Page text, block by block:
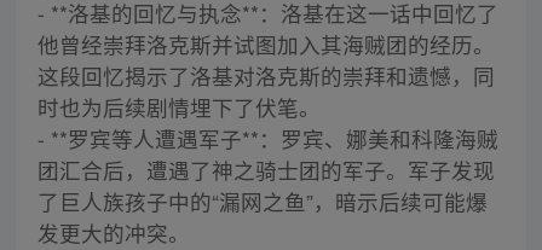
- **洛基的回忆与执念**：洛基在这一话中回忆了
他曾经崇拜洛克斯并试图加入其海贼团的经历。
这段回忆揭示了洛基对洛克斯的崇拜和遗憾，同
时也为后续剧情埋下了伏笔。
- **罗宾等人遭遇军子**：罗宾、娜美和科隆海贼
团汇合后，遭遇了神之骑士团的军子。军子发现
了巨人族孩子中的“漏网之鱼”，暗示后续可能爆
发更大的冲突。